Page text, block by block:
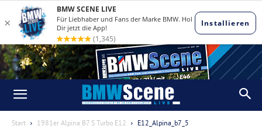
Start 1981er Alpina B7 S Turbo E12 E12_Alpina_b7_5